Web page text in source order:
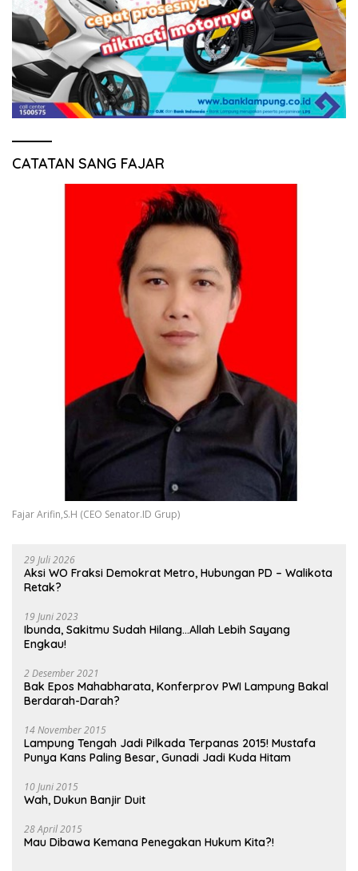
CATATAN SANG FAJAR
Fajar Arifin,S.H (CEO Senator.ID Grup)
29 Juli 2026
Aksi WO Fraksi Demokrat Metro, Hubungan PD – Walikota
Retak?
19 Juni 2023
Ibunda, Sakitmu Sudah Hilang…Allah Lebih Sayang
Engkau!
2 Desember 2021
Bak Epos Mahabharata, Konferprov PWI Lampung Bakal
Berdarah-Darah?
14 November 2015
Lampung Tengah Jadi Pilkada Terpanas 2015! Mustafa
Punya Kans Paling Besar, Gunadi Jadi Kuda Hitam
10 Juni 2015
Wah, Dukun Banjir Duit
28 April 2015
Mau Dibawa Kemana Penegakan Hukum Kita?!